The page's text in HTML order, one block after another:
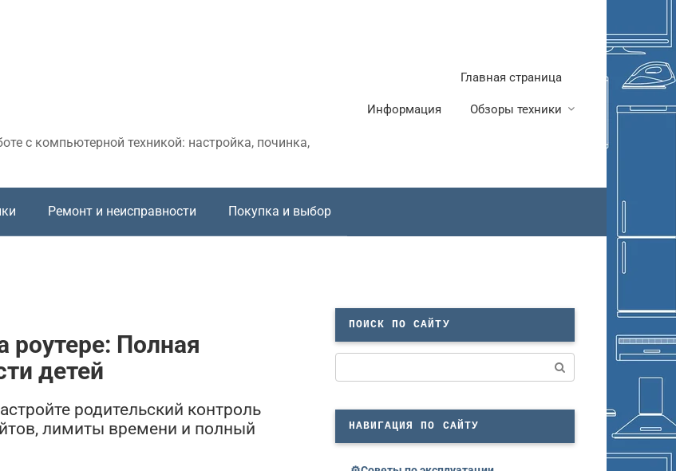
с компьютерной техникой: настройка, починка,
Главная страница
Информация Обзоры техники
Ремонт и неисправности Покупка и выбор
роутере: Полная
детей
родительский контроль
лимиты времени и полный
ПОИСК ПО САЙТУ
НАВИГАЦИЯ ПО САЙТУ